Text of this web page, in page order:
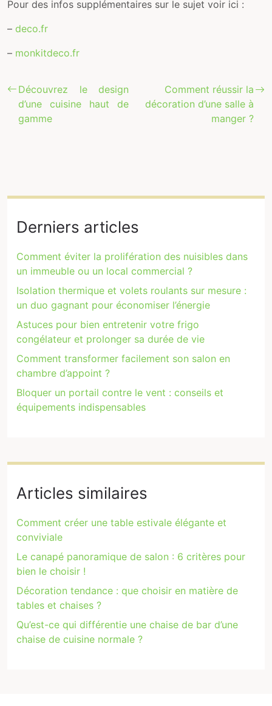
Pour des infos supplémentaires sur le sujet voir ici :
– deco.fr
– monkitdeco.fr
Découvrez le design
d’une cuisine haut de
gamme
Comment réussir la
décoration d’une salle à
manger ?
Derniers articles
Comment éviter la prolifération des nuisibles dans
un immeuble ou un local commercial ?
Isolation thermique et volets roulants sur mesure :
un duo gagnant pour économiser l’énergie
Astuces pour bien entretenir votre frigo
congélateur et prolonger sa durée de vie
Comment transformer facilement son salon en
chambre d’appoint ?
Bloquer un portail contre le vent : conseils et
équipements indispensables
Articles similaires
Comment créer une table estivale élégante et
conviviale
Le canapé panoramique de salon : 6 critères pour
bien le choisir !
Décoration tendance : que choisir en matière de
tables et chaises ?
Qu’est-ce qui différentie une chaise de bar d’une
chaise de cuisine normale ?